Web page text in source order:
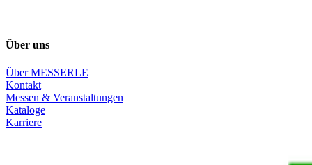
Über uns
Über MESSERLE
Kontakt
Messen & Veranstaltungen
Kataloge
Karriere